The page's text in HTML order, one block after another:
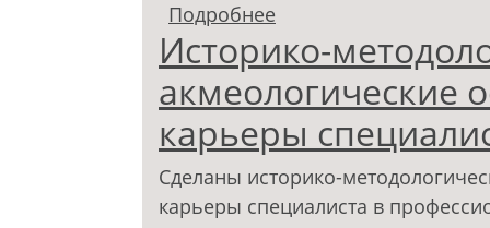
Подробнее
подготовки
Историко-
акмеологические
карьеры
Сделаны историко-
карьеры специалиста в